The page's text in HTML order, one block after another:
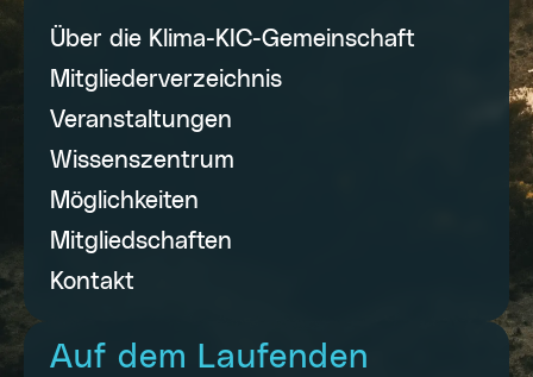
Über die Klima-KIC-Gemeinschaft
Mitgliederverzeichnis
Veranstaltungen
Wissenszentrum
Möglichkeiten
Mitgliedschaften
Kontakt
Auf dem Laufenden